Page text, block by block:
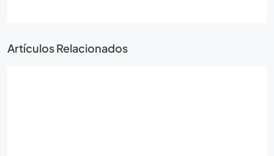
Artículos Relacionados